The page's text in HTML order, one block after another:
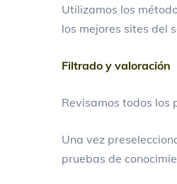
Utilizamos los
los mejores sites del
Filtrado y valoración
Revisamos todos
Una vez
pruebas de